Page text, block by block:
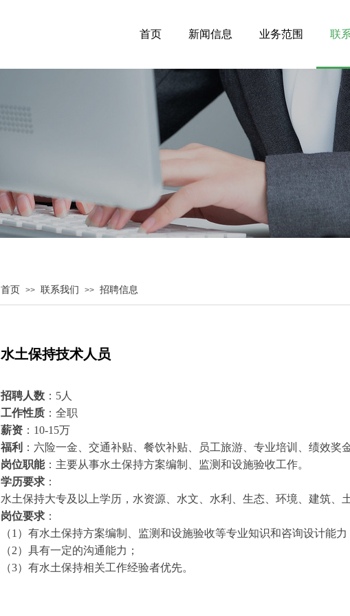
首页 >> 联系我们 >> 招聘信息
水土保持技术人员
招聘人数 ：5人
工作性质 ：全职
薪资 ：10-15万
福利 ： 六险一金、交通补贴、餐饮补贴、员工旅游、专业培训、绩效奖
岗位职能：主要从事水土保持方案编制、监测和设施验收工作。
学历要求 ：
水土保持大专及以上学历，水资源、水文、水利、生态、环境、建筑、
岗位要求 ：
（1）有水土保持方案编制、监测和设施验收等专业知识和咨询设计能力
（2）具有一定的沟通能力；
（3）有水土保持相关工作经验者优先。
首页 新闻信息 业务范围 联